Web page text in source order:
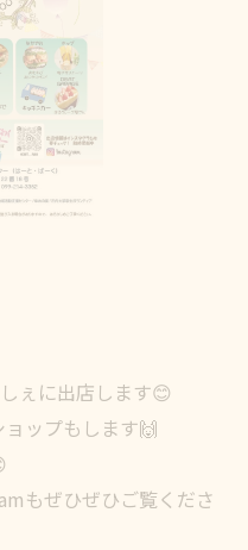
ぇに出店します😊
ップもします🙌
もぜひぜひご覧くださ